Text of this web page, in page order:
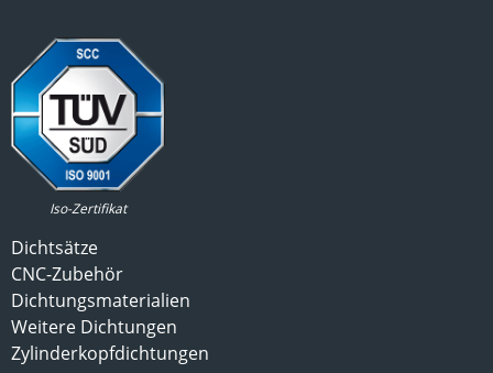
Iso-Zertifikat
Dichtsätze
CNC-Zubehör
Dichtungsmaterialien
Weitere Dichtungen
Zylinderkopfdichtungen